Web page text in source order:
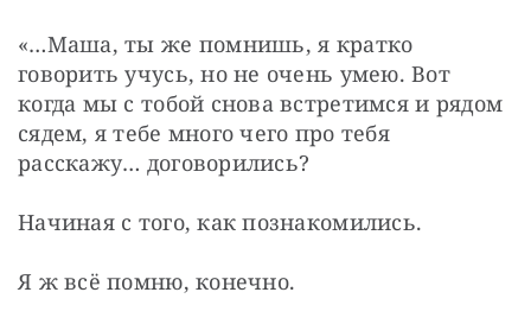
«…Маша, ты же помнишь, я кратко
говорить учусь, но не очень умею. Вот
когда мы с тобой снова встретимся и рядом
сядем, я тебе много чего про тебя
расскажу… договорились?
Начиная с того, как познакомились.
Я ж всё помню, конечно.